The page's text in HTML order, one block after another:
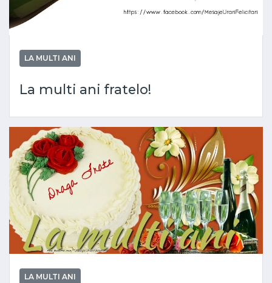
LA MULTI ANI
La multi ani fratelo!
LA MULTI ANI